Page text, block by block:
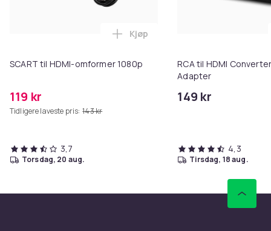
SCART til HDMI-omformer 1080p
119 kr
Tidligere laveste pris: 143 kr
Legg SCART til HDMI-omformer
Kjøp
3,7
torsdag, 20 aug.
RCA til HDMI
Adapter
149 kr
4,3
tirsdag, 18 aug.